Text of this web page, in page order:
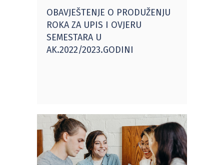
OBAVJEŠTENJE O PRODUŽENJU
ROKA ZA UPIS I OVJERU
SEMESTARA U
AK.2022/2023.GODINI